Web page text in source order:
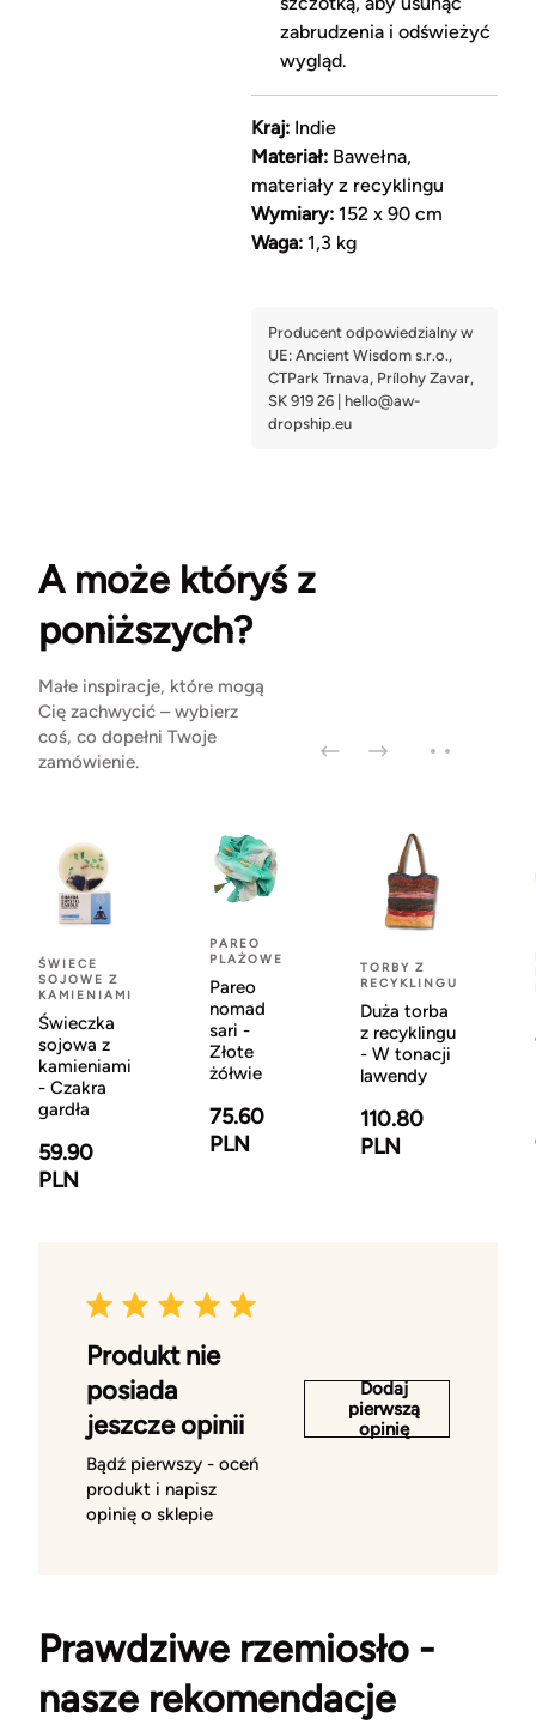
zabrudzenia i odświeżyć
wygląd.
Kraj:Indie
Materiał:Bawełna,
materiały z recyklingu
Wymiary:152 x 90 cm
Waga:1,3 kg
A może któryś z
poniższych?
Małe inspiracje, które mogą
Cię zachwycić – wybierz
coś, co dopełni Twoje
zamówienie.
ŚWIECE
SOJOWE Z
KAMIENIAMI
Świeczka
sojowa z
kamieniami
- Czakra
gardła
59.90
PLN
PAREO
PLAŻOWE
Pareo
nomad
sari -
Złote
żółwie
75.60
PLN
TORBY Z
RECYKLINGU
Duża torba
z recyklingu
- W tonacji
lawendy
110.80
PLN
Produkt nie
posiada
jeszcze opinii
Bądź pierwszy - oceń
produkt i napisz
opinię o sklepie
Dodaj
pierwszą
opinię
Prawdziwe rzemiosło -
nasze rekomendacje